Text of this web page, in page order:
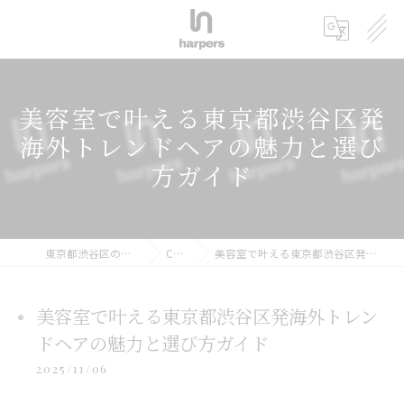
美容室で叶える東京都渋谷区発
海外トレンドヘアの魅力と選び
方ガイド
東京都渋谷区の美容室ならharpers 渋谷 COLUMN 美容室で叶える東京都渋谷区発海外トレンドヘアの魅力と選び方ガイド
美容室で叶える東京都渋谷区発海外トレン
ドヘアの魅力と選び方ガイド
2025/11/06